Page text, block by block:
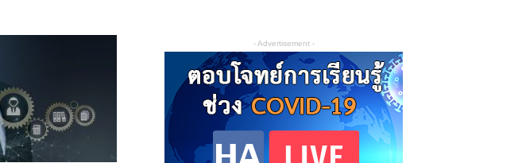
- Advertisement -